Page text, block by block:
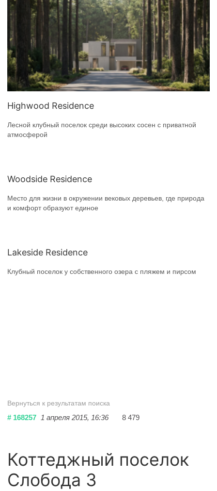
Highwood Residence
Лесной клубный поселок среди высоких сосен с приватной
атмосферой
Woodside Residence
Место для жизни в окружении вековых деревьев, где природа
и комфорт образуют единое
Lakeside Residence
Клубный поселок у собственного озера с пляжем и пирсом
Вернуться к результатам поиска
# 168257 1 апреля 2015, 16:36 8 479
Коттеджный поселок
Слобода 3